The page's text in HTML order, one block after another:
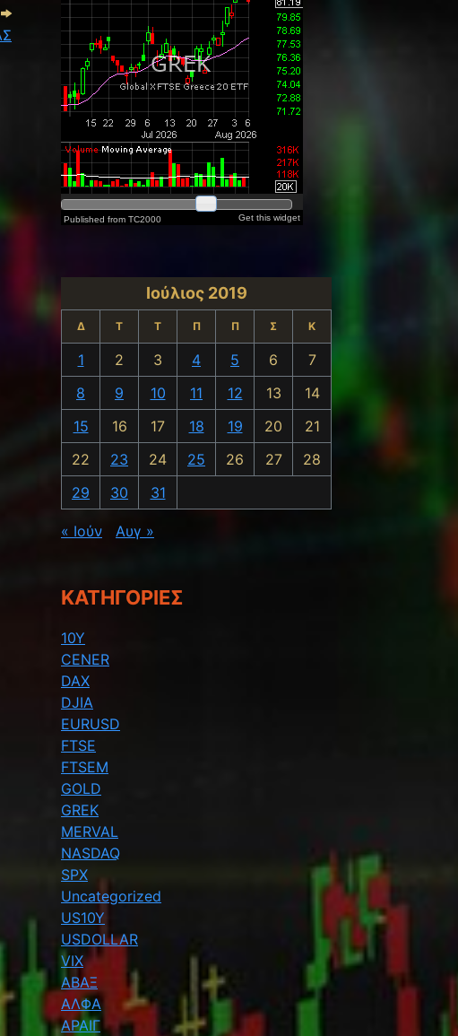
Next Post: ΓΔ - FTSEM - ΠΟΡΕΙΑ ΑΓΟΡΑΣ
Ιούλιος 2019
Δ Τ Τ Π Π Σ Κ
1 2 3 4 5 6
7
8
9 10 11 12 13
14
15
16 17 18 19 20
21
22
23 24 25 26 27
28
29
30 31
« Ιούν Αυγ »
KΑΤΗΓΟΡΊΕΣ
10Y
CENER
DAX
DJIA
EURUSD
FTSE
FTSEM
GOLD
GREK
MERVAL
NASDAQ
SPX
Uncategorized
US10Y
USDOLLAR
VIX
ΑΒΑΞ
ΑΛΦΑ
ΑΡΑΙΓ